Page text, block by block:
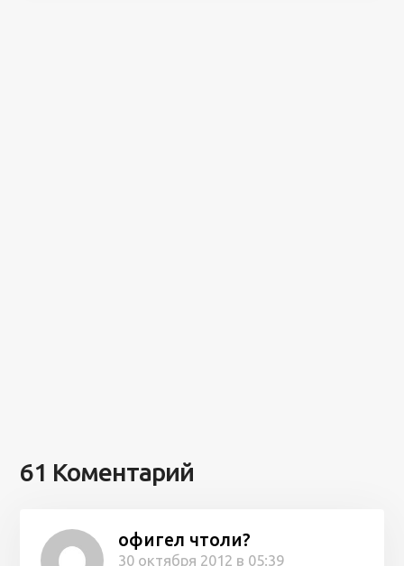
61 Коментарий
офигел чтоли?
30 октября 2012 в 05:39